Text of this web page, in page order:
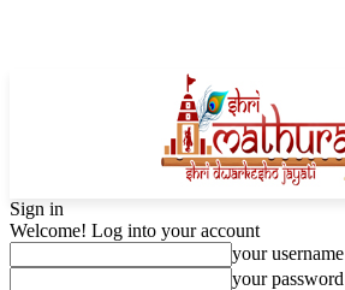
Sign in
Welcome! Log into your account
your username
your password